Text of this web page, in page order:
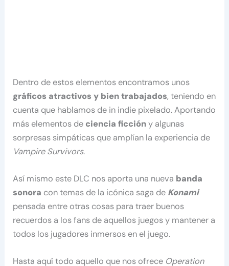
Dentro de estos elementos encontramos unos
gráficos atractivos y bien trabajados, teniendo en
cuenta que hablamos de in indie pixelado. Aportando
más elementos de ciencia ficcióny algunas
sorpresas simpáticas que amplían la experiencia de
Vampire Survivors.
Así mismo este DLC nos aporta una nueva banda
sonora con temas de la icónica saga de Konami
pensada entre otras cosas para traer buenos
recuerdos a los fans de aquellos juegos y mantener a
todos los jugadores inmersos en el juego.
Hasta aquí todo aquello que nos ofrece Operation